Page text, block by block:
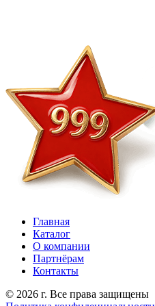
Главная
Каталог
О компании
Партнёрам
Контакты
© 2026 г. Все права защищены